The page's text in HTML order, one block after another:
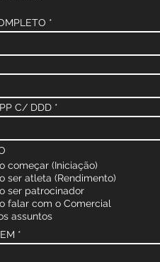
C/ DDD
começar (Iniciação)
ser atleta (Rendimento)
ser patrocinador
falar com o Comercial
assuntos